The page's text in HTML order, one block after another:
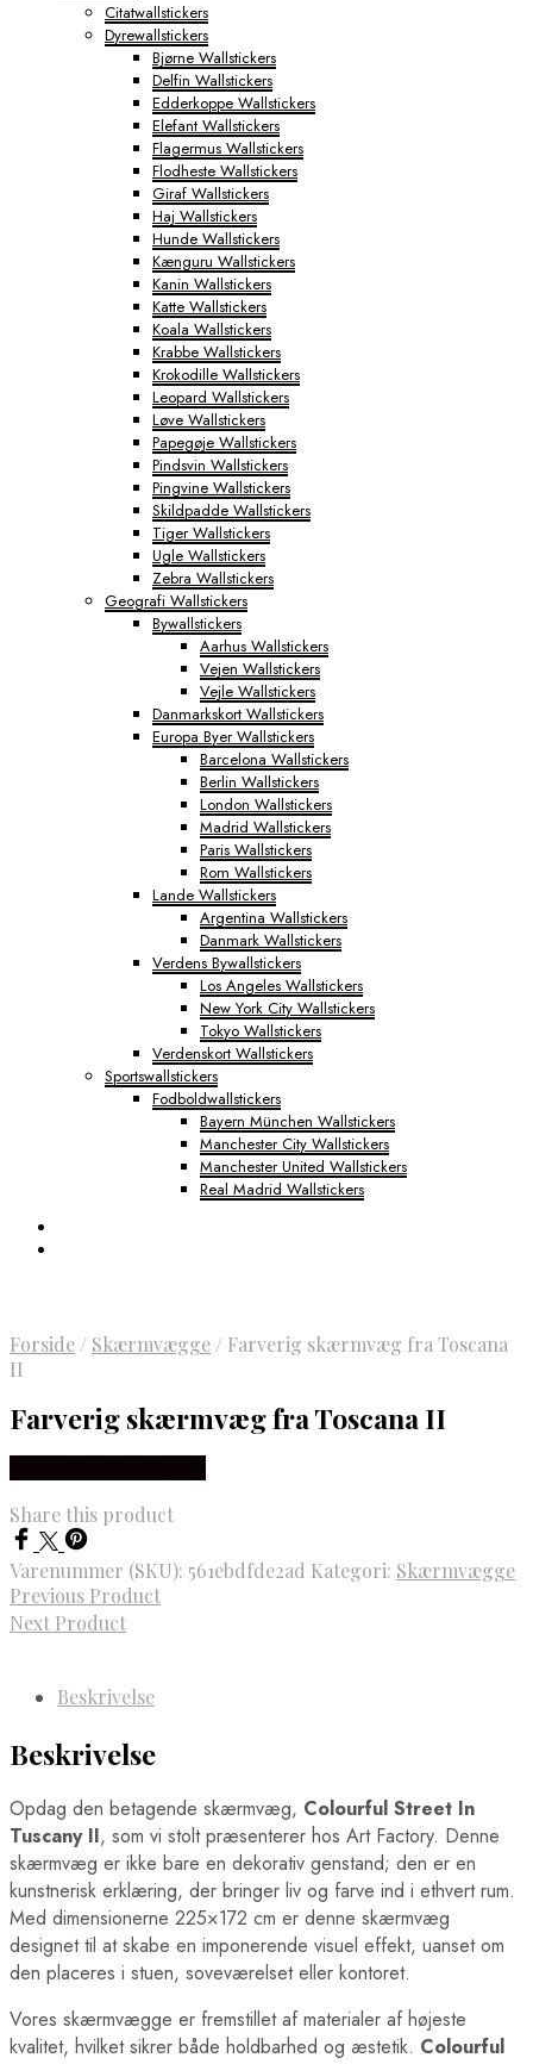
Citatwallstickers
Dyrewallstickers
Bjørne Wallstickers
Delfin Wallstickers
Edderkoppe Wallstickers
Elefant Wallstickers
Flagermus Wallstickers
Flodheste Wallstickers
Giraf Wallstickers
Haj Wallstickers
Hunde Wallstickers
Kænguru Wallstickers
Kanin Wallstickers
Katte Wallstickers
Koala Wallstickers
Krabbe Wallstickers
Krokodille Wallstickers
Leopard Wallstickers
Løve Wallstickers
Papegøje Wallstickers
Pindsvin Wallstickers
Pingvine Wallstickers
Skildpadde Wallstickers
Tiger Wallstickers
Ugle Wallstickers
Zebra Wallstickers
Geografi Wallstickers
Bywallstickers
Aarhus Wallstickers
Vejen Wallstickers
Vejle Wallstickers
Danmarkskort Wallstickers
Europa Byer Wallstickers
Barcelona Wallstickers
Berlin Wallstickers
London Wallstickers
Madrid Wallstickers
Paris Wallstickers
Rom Wallstickers
Lande Wallstickers
Argentina Wallstickers
Danmark Wallstickers
Verdens Bywallstickers
Los Angeles Wallstickers
New York City Wallstickers
Tokyo Wallstickers
Verdenskort Wallstickers
Sportswallstickers
Fodboldwallstickers
Bayern München Wallstickers
Manchester City Wallstickers
Manchester United Wallstickers
Real Madrid Wallstickers
Forside / Skærmvægge / Farverig skærmvæg fra Toscana
II
Farverig skærmvæg fra Toscana II
Share this product
Varenummer (SKU): 561ebdfde2ad Kategori: Skærmvægge
Previous Product
Next Product
Beskrivelse
Beskrivelse
Opdag den betagende skærmvæg, Colourful Street In
Tuscany II, som vi stolt præsenterer hos Art Factory. Denne
skærmvæg er ikke bare en dekorativ genstand; den er en
kunstnerisk erklæring, der bringer liv og farve ind i ethvert rum.
Med dimensionerne 225×172 cm er denne skærmvæg
designet til at skabe en imponerende visuel effekt, uanset om
den placeres i stuen, soveværelset eller kontoret.
Vores skærmvægge er fremstillet af materialer af højeste
kvalitet, hvilket sikrer både holdbarhed og æstetik. Colourful